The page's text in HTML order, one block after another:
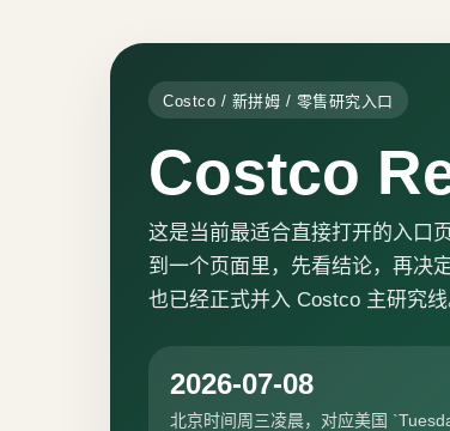
Costco / 新拼姆 / 零售研究入口
Costco
这是当前最适合直接打开的入口
到一个页面里，先看结论，再决
也已经正式并入 Costco 主研究线
2026-07-08
北京时间周三凌晨，对应美国